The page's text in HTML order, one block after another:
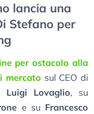
lancia una
Stefano per
per ostacolo alla
mercato sul CEO di
Luigi Lovaglio, su
e su Francesco